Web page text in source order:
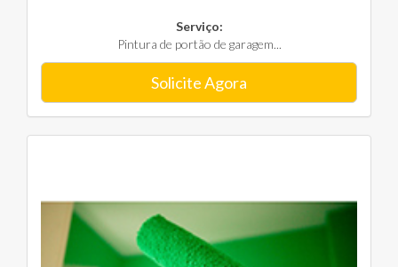
Serviço:
Pintura de portão de garagem...
Solicite Agora